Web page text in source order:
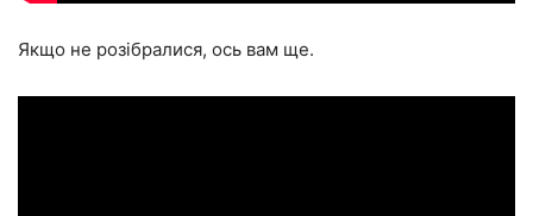
Якщо не розібралися, ось вам ще.